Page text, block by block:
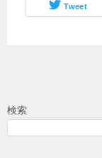
Tweet
検索